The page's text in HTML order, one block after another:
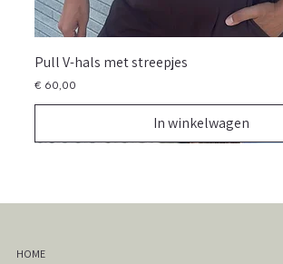
Pull V-hals met streepjes
Prijs
€ 60,00
In winkelwagen
HOME